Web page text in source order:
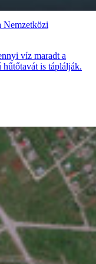
Nemzetközi
víz maradt a
hűtőtavát is táplálják.